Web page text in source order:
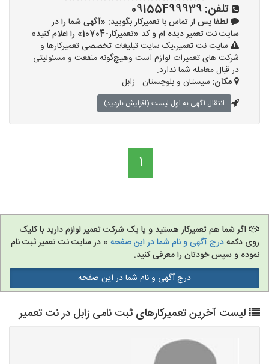
تلفن: 09155499939
لطفا پس از تماس با تعمیرکار بگویید: «آگهی شما را در
سایت نت تعمیر دیده ام و کد «تعمیرکار-10704» را اعلام کنید»
سایت نت تعمیر،یک سایت تبلیغات تخصصی تعمیرکارها و
شرکت های تعمیرات لوازم است وهیچ‌گونه منفعت و مسئولیتی
در قبال معامله شما ندارد.
مکان: سیستان و بلوچستان - زابل
انتقال آگهی به اول لیست (افزایش بازدید)
1
اگر شما هم تعمیرکار هستید و یا یک شرکت تعمیر لوازم دارید با کلیک
روی دکمهدرج آگهی و نام شما در این صفحه » در سایت نت تعمیر ثبت نام
نموده و سپس خودتان را معرفی کنید.
درج آگهی و نام شما در این صفحه
لیست آخرین تعمیرکارهای ثبت نامی زابل در نت تعمیر